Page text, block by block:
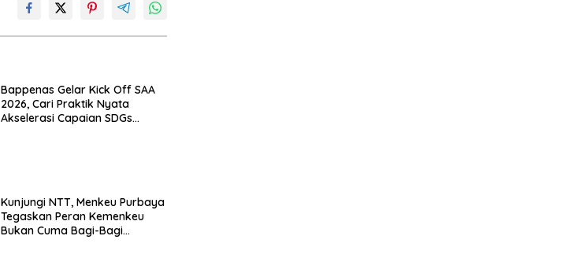
Bappenas Gelar Kick Off SAA
2026, Cari Praktik Nyata
Akselerasi Capaian SDGs
Kunjungi NTT, Menkeu Purbaya
Tegaskan Peran Kemenkeu
Bukan Cuma Bagi-Bagi